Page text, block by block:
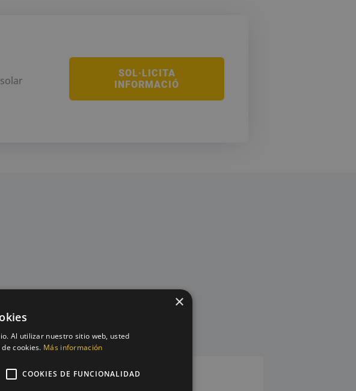
SOL·LICITA
INFORMACIÓ
×
Al utilizar nuestro sitio web, usted
cookies. Más información
COOKIES DE FUNCIONALIDAD